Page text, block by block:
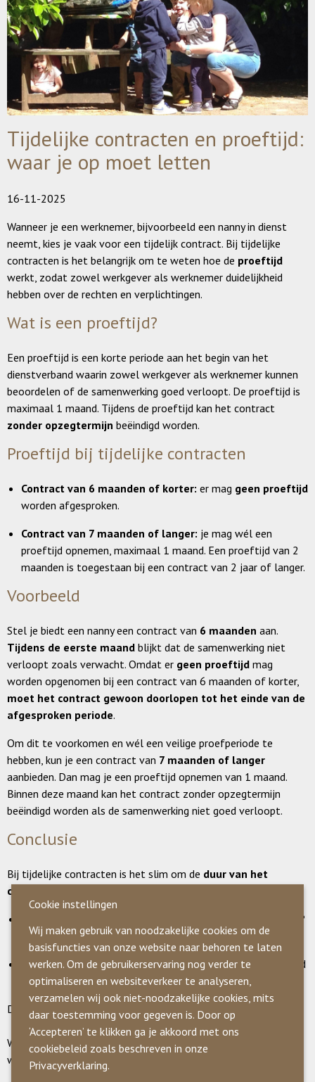
Tijdelijke contracten en proeftijd:
waar je op moet letten
16-11-2025
Wanneer je een werknemer, bijvoorbeeld een nanny in dienst
neemt, kies je vaak voor een tijdelijk contract. Bij tijdelijke
contracten is het belangrijk om te weten hoe de proeftijd
werkt, zodat zowel werkgever als werknemer duidelijkheid
hebben over de rechten en verplichtingen.
Wat is een proeftijd?
Een proeftijd is een korte periode aan het begin van het
dienstverband waarin zowel werkgever als werknemer kunnen
beoordelen of de samenwerking goed verloopt. De proeftijd is
maximaal 1 maand. Tijdens de proeftijd kan het contract
zonder opzegtermijn beëindigd worden.
Proeftijd bij tijdelijke contracten
Contract van 6 maanden of korter: er mag geen proeftijd
worden afgesproken.
Contract van 7 maanden of langer: je mag wél een
proeftijd opnemen, maximaal 1 maand. Een proeftijd van 2
maanden is toegestaan bij een contract van 2 jaar of langer.
Voorbeeld
Stel je biedt een nanny een contract van 6 maanden aan.
Tijdens de eerste maand blijkt dat de samenwerking niet
verloopt zoals verwacht. Omdat er geen proeftijd mag
worden opgenomen bij een contract van 6 maanden of korter,
moet het contract gewoon doorlopen tot het einde van de
afgesproken periode.
Om dit te voorkomen en wél een veilige proefperiode te
hebben, kun je een contract van 7 maanden of langer
aanbieden. Dan mag je een proeftijd opnemen van 1 maand.
Binnen deze maand kan het contract zonder opzegtermijn
beëindigd worden als de samenwerking niet goed verloopt.
Conclusie
Bij tijdelijke contracten is het slim om de duur van het
contract goed af te stemmen
Wil je een korte proefperiode opnemen in de overeenkomst?
Kies dan een contract vanminimaal 7 maanden.
Bij contracten van 6 maanden of korter geldt geen proeftijd
en moet het contract volledig worden uitgediend.
Door hier bewust op te letten, voorkom je problemen
Wil je advies over de arbeidsovereenkomst met jouw
werknemer, neem contact met ons op. We adviseren jou graag!
Cookie instellingen
Wij maken gebruik van noodzakelijke cookies om de
basisfuncties van onze website naar behoren te laten
werken. Om de gebruikerservaring nog verder te
optimaliseren en websiteverkeer te analyseren,
verzamelen wij ook niet-noodzakelijke cookies, mits
daar toestemming voor gegeven is. Door op
‘Accepteren’ te klikken ga je akkoord met ons
cookiebeleid zoals beschreven in onze
Privacyverklaring.